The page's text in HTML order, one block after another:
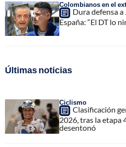
Colombianos en el
Dura defensa a
España: “El DT lo
Últimas noticias
Ciclismo
Clasificación
2026, tras la etapa
desentonó